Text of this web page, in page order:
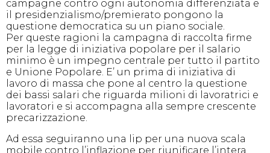
campagne contro ogni autonomia differenziata e
il presidenzialismo/premierato pongono la
questione democratica su un piano sociale.
Per queste ragioni la campagna di raccolta firme
per la legge di iniziativa popolare per il salario
minimo è un impegno centrale per tutto il partito
e Unione Popolare. E’ un prima di iniziativa di
lavoro di massa che pone al centro la questione
dei bassi salari che riguarda milioni di lavoratrici e
lavoratori e si accompagna alla sempre crescente
precarizzazione.
Ad essa seguiranno una lip per una nuova scala
mobile contro l’inflazione per riunificare l’intera